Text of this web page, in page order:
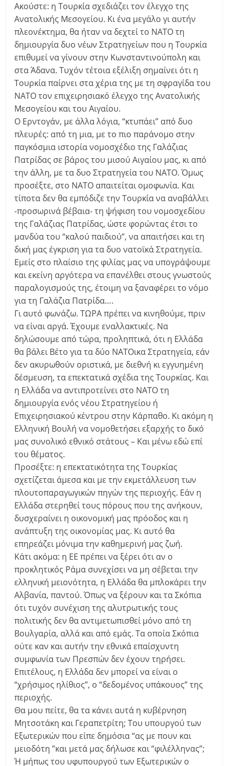
Ακούστε: η Τουρκία σχεδιάζει τον έλεγχο της
Ανατολικής Μεσογείου. Κι ένα μεγάλο γι αυτήν
πλεονέκτημα, θα ήταν να δεχτεί το ΝΑΤΟ τη
δημιουργία δυο νέων Στρατηγείων που η Τουρκία
επιθυμεί να γίνουν στην Κωνσταντινούπολη και
στα Άδανα. Τυχόν τέτοια εξέλιξη σημαίνει ότι η
Τουρκία παίρνει στα χέρια της με τη σφραγίδα του
ΝΑΤΟ τον επιχειρησιακό έλεγχο της Ανατολικής
Μεσογείου και του Αιγαίου.
Ο Ερντογάν, με άλλα λόγια, “κτυπάει” από δυο
πλευρές: από τη μια, με το πιο παράνομο στην
παγκόσμια ιστορία νομοσχέδιο της Γαλάζιας
Πατρίδας σε βάρος του μισού Αιγαίου μας, κι από
την άλλη, με τα δυο Στρατηγεία του ΝΑΤΟ. Όμως
προσέξτε, στο ΝΑΤΟ απαιτείται ομοφωνία. Και
τίποτα δεν θα εμπόδιζε την Τουρκία να αναβάλλει
-προσωρινά βέβαια- τη ψήφιση του νομοσχεδίου
της Γαλάζιας Πατρίδας, ώστε φορώντας έτσι το
μανδύα του “καλού παιδιού”, να απαιτήσει και τη
δική μας έγκριση για τα δυο νατοϊκά Στρατηγεία.
Εμείς στο πλαίσιο της φιλίας μας να υπογράψουμε
και εκείνη αργότερα να επανέλθει στους γνωστούς
παραλογισμούς της, έτοιμη να ξαναφέρει το νόμο
για τη Γαλάζια Πατρίδα….
Γι αυτό φωνάζω. ΤΩΡΑ πρέπει να κινηθούμε, πριν
να είναι αργά. Έχουμε εναλλακτικές. Να
δηλώσουμε από τώρα, προληπτικά, ότι η Ελλάδα
θα βάλει Βέτο για τα δύο ΝΑΤΟικα Στρατηγεία, εάν
δεν ακυρωθούν οριστικά, με διεθνή κι εγγυημένη
δέσμευση, τα επεκτατικά σχέδια της Τουρκίας. Και
η Ελλάδα να αντιπροτείνει στο ΝΑΤΟ τη
δημιουργία ενός νέου Στρατηγείου ή
Επιχειρησιακού κέντρου στην Κάρπαθο. Κι ακόμη η
Ελληνική Βουλή να νομοθετήσει εξαρχής το δικό
μας συνολικό εθνικό στάτους – Και μένω εδώ επί
του θέματος.
Προσέξτε: η επεκτατικότητα της Τουρκίας
σχετίζεται άμεσα και με την εκμετάλλευση των
πλουτοπαραγωγικών πηγών της περιοχής. Εάν η
Ελλάδα στερηθεί τους πόρους που της ανήκουν,
δυσχεραίνει η οικονομική μας πρόοδος και η
ανάπτυξη της οικονομίας μας. Κι αυτό θα
επηρεάζει μόνιμα την καθημερινή μας ζωή.
Κάτι ακόμα: η ΕΕ πρέπει να ξέρει ότι αν ο
προκλητικός Ράμα συνεχίσει να μη σέβεται την
ελληνική μειονότητα, η Ελλάδα θα μπλοκάρει την
Αλβανία, παντού. Όπως να ξέρουν και τα Σκόπια
ότι τυχόν συνέχιση της αλυτρωτικής τους
πολιτικής δεν θα αντιμετωπισθεί μόνο από τη
Βουλγαρία, αλλά και από εμάς. Τα οποία Σκόπια
ούτε καν και αυτήν την εθνικά επαίσχυντη
συμφωνία των Πρεσπών δεν έχουν τηρήσει.
Επιτέλους, η Ελλάδα δεν μπορεί να είναι ο
“χρήσιμος ηλίθιος”, ο “δεδομένος υπάκουος” της
περιοχής.
Θα μου πείτε, θα τα κάνει αυτά η κυβέρνηση
Μητσοτάκη και Γεραπετρίτη; Του υπουργού των
Εξωτερικών που είπε δημόσια “ας με πουν και
μειοδότη ”και μετά μας δήλωσε και “φιλέλληνας”;
Ή μήπως του υφυπουργού των Εξωτερικών ο